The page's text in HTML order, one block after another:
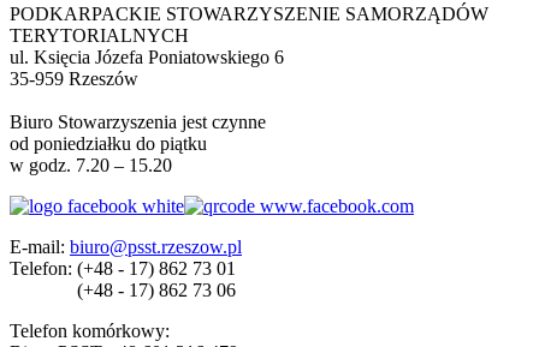
PODKARPACKIE STOWARZYSZENIE SAMORZĄDÓW
TERYTORIALNYCH
ul. Księcia Józefa Poniatowskiego 6
35-959 Rzeszów
Biuro Stowarzyszenia jest czynne
od poniedziałku do piątku
w godz. 7.20 – 15.20
E-mail: biuro@psst.rzeszow.pl
Telefon: (+48 - 17) 862 73 01
(+48 - 17) 862 73 06
Telefon komórkowy: